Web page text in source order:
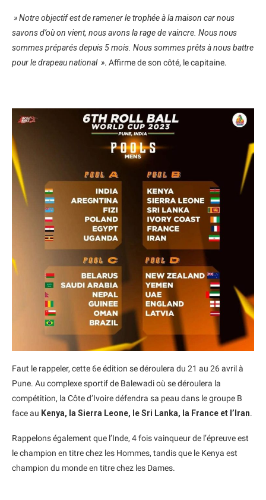
» Notre objectif est de ramener le trophée à la maison car nous
savons d’où on vient, nous avons la rage de vaincre. Nous nous
sommes préparés depuis 5 mois. Nous sommes prêts à nous battre
pour le drapeau national ». Affirme de son côté, le capitaine.
Faut le rappeler, cette 6e édition se déroulera du 21 au 26 avril à
Pune. Au complexe sportif de Balewadi où se déroulera la
compétition, la Côte d’Ivoire défendra sa peau dans le groupe B
face au Kenya, la Sierra Leone, le Sri Lanka, la France et l’Iran.
Rappelons également que l’Inde, 4 fois vainqueur de l’épreuve est
le champion en titre chez les Hommes, tandis que le Kenya est
champion du monde en titre chez les Dames.